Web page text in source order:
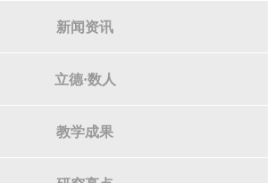
新闻资讯
立德·数人
教学成果